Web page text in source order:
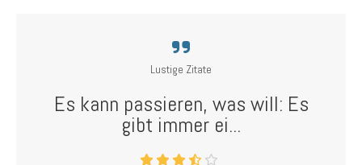
Lustige Zitate
Es kann passieren, was will: Es
gibt immer ei...